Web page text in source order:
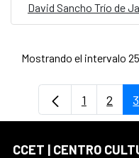
David Sancho Trío de
Mostrando el intervalo
Página
1 2 3
CCET | CENTRO